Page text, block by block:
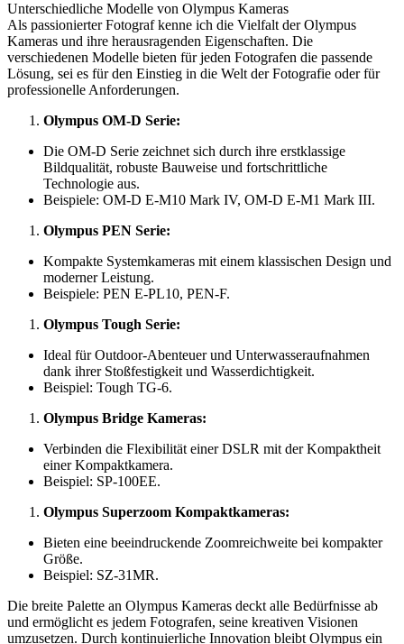
Unterschiedliche Modelle von Olympus Kameras
Als passionierter Fotograf kenne ich die Vielfalt der Olympus
Kameras und ihre herausragenden Eigenschaften. Die
verschiedenen Modelle bieten für jeden Fotografen die passende
Lösung, sei es für den Einstieg in die Welt der Fotografie oder für
professionelle Anforderungen.
Olympus OM-D Serie:
Die OM-D Serie zeichnet sich durch ihre erstklassige
Bildqualität, robuste Bauweise und fortschrittliche
Technologie aus.
Beispiele: OM-D E-M10 Mark IV, OM-D E-M1 Mark III.
Olympus PEN Serie:
Kompakte Systemkameras mit einem klassischen Design und
moderner Leistung.
Beispiele: PEN E-PL10, PEN-F.
Olympus Tough Serie:
Ideal für Outdoor-Abenteuer und Unterwasseraufnahmen
dank ihrer Stoßfestigkeit und Wasserdichtigkeit.
Beispiel: Tough TG-6.
Olympus Bridge Kameras:
Verbinden die Flexibilität einer DSLR mit der Kompaktheit
einer Kompaktkamera.
Beispiel: SP-100EE.
Olympus Superzoom Kompaktkameras:
Bieten eine beeindruckende Zoomreichweite bei kompakter
Größe.
Beispiel: SZ-31MR.
Die breite Palette an Olympus Kameras deckt alle Bedürfnisse ab
und ermöglicht es jedem Fotografen, seine kreativen Visionen
umzusetzen. Durch kontinuierliche Innovation bleibt Olympus ein